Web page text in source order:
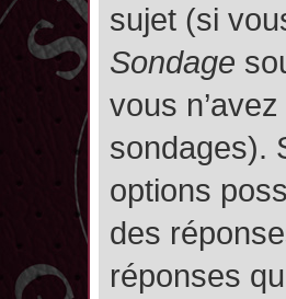
sujet (si
Sondage
vous
sondages).
options
des
réponses